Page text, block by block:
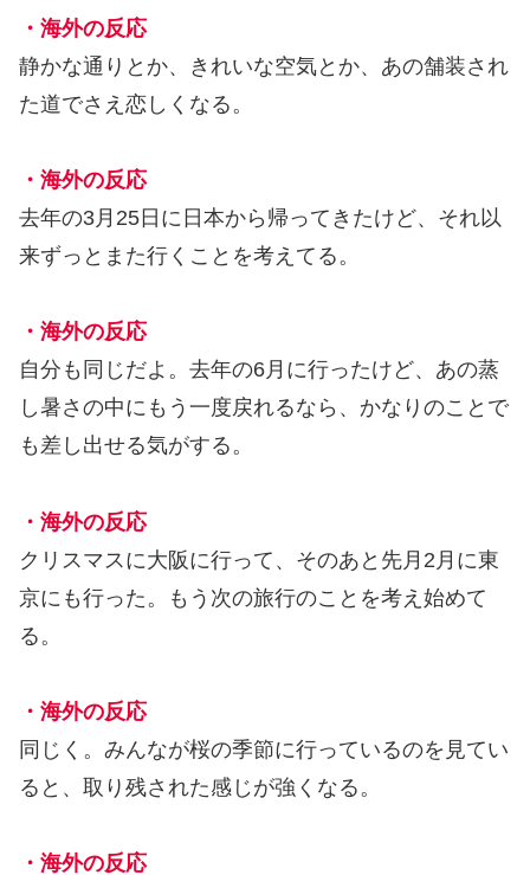
・海外の反応
静かな通りとか、きれいな空気とか、あの舗装され
た道でさえ恋しくなる。
・海外の反応
去年の3月25日に日本から帰ってきたけど、それ以
来ずっとまた行くことを考えてる。
・海外の反応
自分も同じだよ。去年の6月に行ったけど、あの蒸
し暑さの中にもう一度戻れるなら、かなりのことで
も差し出せる気がする。
・海外の反応
クリスマスに大阪に行って、そのあと先月2月に東
京にも行った。もう次の旅行のことを考え始めて
る。
・海外の反応
同じく。みんなが桜の季節に行っているのを見てい
ると、取り残された感じが強くなる。
・海外の反応